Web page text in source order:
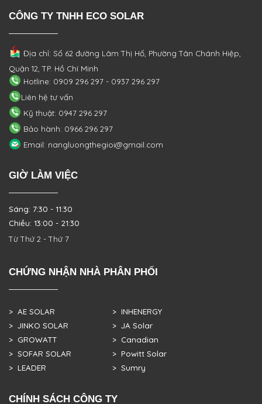
CÔNG TY TNHH ECO SOLAR
Địa chỉ: Số 62 đường Lâm Thị Hố, PhườngTân Chánh Hiệp,
Quận 12, TP. Hồ Chí Minh
Hotline: 0909 296 297 - 0937 296 297
Liên hệ tư vấn
Kỹ thuật: 0947 296 297
Bảo hành: 0966 296 297
Email: nangluongthegioi@gmail.com
GIỜ LÀM VIỆC
Sáng: 7:30 - 11:30
Chiều: 13:00 - 21:30
Từ Thứ 2 - Thứ 7
CHỨNG NHẬN NHÀ PHÂN PHỐI
> AE SOLAR
> JINKO SOLAR
> GROWATT
> SOFAR SOLAR
> LEADER
> INHENERGY
> JA Solar
> Canadian
> Powitt Solar
> Sumry
CHÍNH SÁCH CÔNG TY